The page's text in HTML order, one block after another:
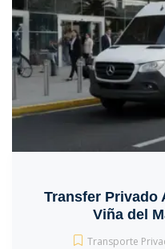
Transfer Privado
Viña del
Transporte